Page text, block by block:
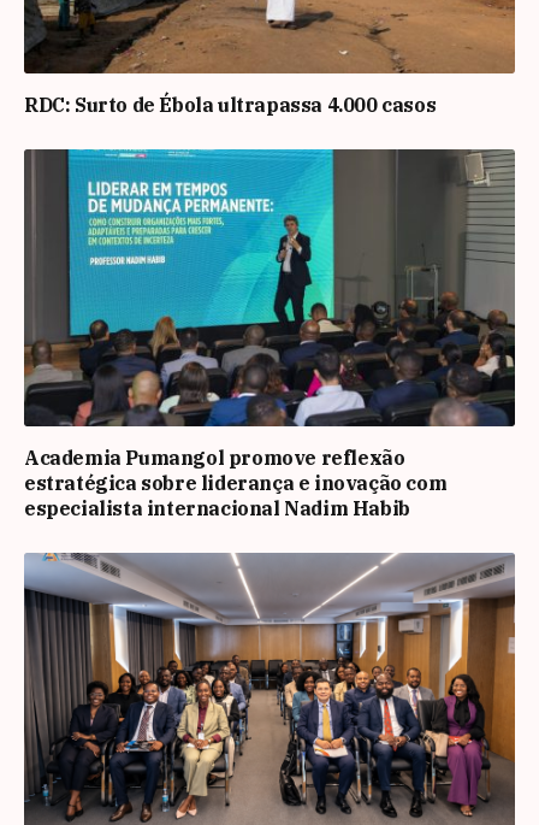
RDC: Surto de Ébola ultrapassa 4.000 casos
Academia Pumangol promove reflexão
estratégica sobre liderança e inovação com
especialista internacional Nadim Habib